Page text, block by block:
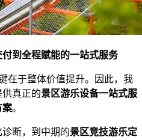
到全程赋能的一站式服务
在于整体价值提升。因此，我
真正的景区游乐设备一站式服
案。
断，到中期的景区竞技游乐定